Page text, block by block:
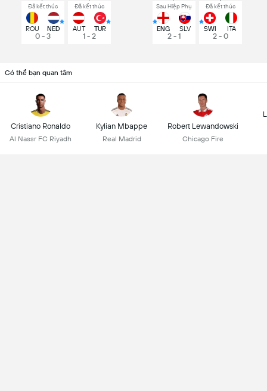
Đã kết thúc
ROU NED
0 - 3
Đã kết thúc
AUT TUR
1 - 2
Sau Hiệp Phụ
ENG SLV
2 - 1
Đã kết thúc
SWI ITA
2 - 0
Có thể bạn quan tâm
Cristiano Ronaldo
Al Nassr FC Riyadh
Kylian Mbappe
Real Madrid
Robert Lewandowski
Chicago Fire